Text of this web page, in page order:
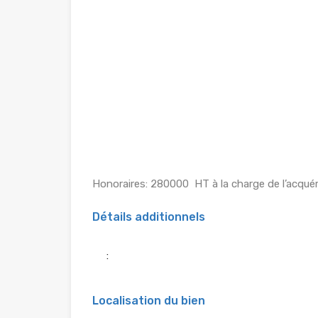
Honoraires: 280000  HT à la charge de
Détails additionnels
:
Localisation du bien